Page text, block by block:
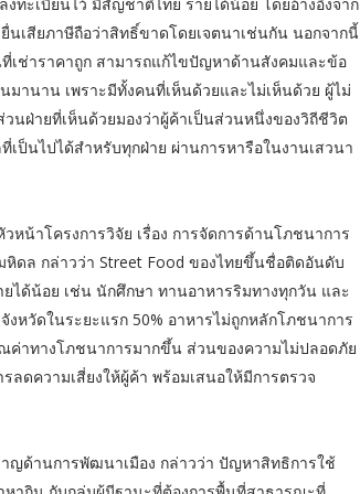
นเสียภาษีถือว่าสิทธิ์ขาดโดยเจตนาเช่นกัน นอกจากนี้
เช่าราคาถูก สามารถแก้ไขปัญหาด้านสังคมและข้อ
มานาน เพราะมีทั้งคนที่เห็นด้วยและไม่เห็นด้วย ผู้ไม่
นฝ่ายที่เห็นด้วยมองว่าผู้ค้าเป็นส่วนหนึ่งของวิถีชีวิต
ป็นไปได้สำหรับทุกฝ่าย ผ่านการหารือในงานเสวนา
น้าโครงการวิจัย เรื่อง การจัดการด้านโภชนาการ
ดล กล่าวว่า Street Food ของไทยขึ้นชื่อติดอันดับ
ด้น้อย เช่น นักศึกษา ทานอาหารริมทางทุกวัน และ
หวัดในระยะแรก 50% อาหารไม่ถูกหลักโภชนาการ
ค่าทางโภชนาการมากขึ้น ส่วนของความไม่ปลอดภัย
ลดความเสี่ยงให้ผู้ค้า พร้อมเสนอให้มีการตรวจ
ญด้านการพัฒนาเมือง กล่าวว่า ปัญหาสิทธิการใช้